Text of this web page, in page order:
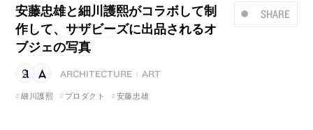
SHARE
安藤忠雄と細川護熙がコラボして制
作して、サザビーズに出品されるオ
ブジェの写真
ARCHITECTURE
ART
細川護熙
プロダクト 安藤忠雄